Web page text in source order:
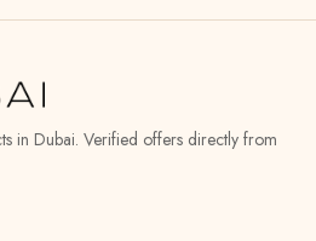
in Dubai. Verified offers directly from